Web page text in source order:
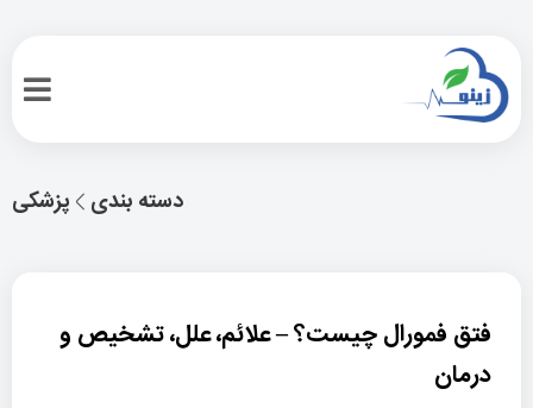
پزشکی دسته بندی
فتق فمورال چیست؟ – علائم، علل، تشخیص و
درمان